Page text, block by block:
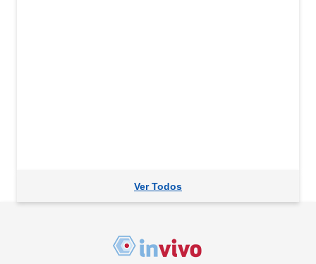
Ver Todos